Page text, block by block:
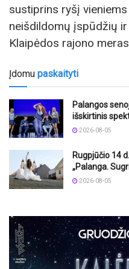
sustiprins ryšį
neišdildomų įspūdžių
Klaipėdos rajono
Įdomu paskaityti
Palangos
išskirtinis
2026-08-05
Rugpjūčio 14
„Palanga.
2026-08-05